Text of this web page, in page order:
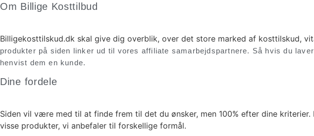
Om Billige Kosttilbud
Billigekosttilskud.dk skal give dig overblik, over det store marked af kosttilskud,
produkter på siden linker ud til vores affiliate samarbejdspartnere. Så hvis du
henvist dem en kunde.
Dine fordele
Siden vil være med til at finde frem til det du ønsker, men 100% efter dine
visse produkter, vi anbefaler til forskellige formål.